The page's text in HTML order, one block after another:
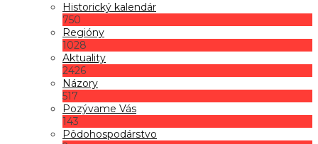
Historický kalendár
750
Regióny
1028
Aktuality
2426
Názory
517
Pozývame Vás
143
Pôdohospodárstvo